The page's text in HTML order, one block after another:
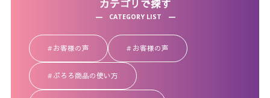
カテゴリで探す
CATEGORY LIST
お客様の声 お客様の声
ぷろろ商品の使い方